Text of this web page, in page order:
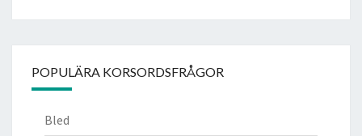
POPULÄRA KORSORDSFRÅGOR
Bled